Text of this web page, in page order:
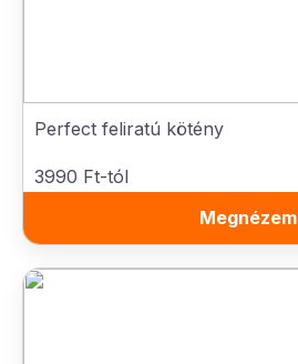
Perfect feliratú kötény
3990 Ft-tól
Megnézem